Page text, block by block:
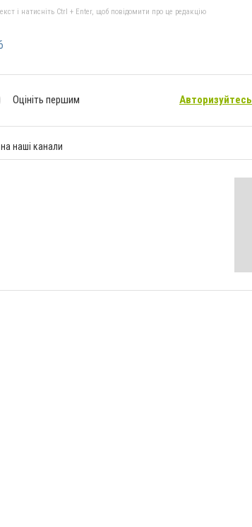
і натисніть Ctrl + Enter, щоб повідомити про це редакцію
Оцініть першим Авторизуйтесь
наші канали